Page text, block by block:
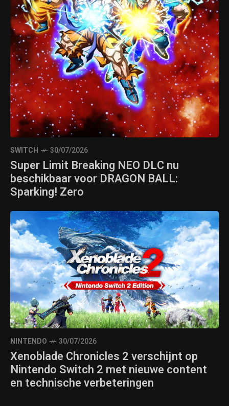
SWITCH 30/07/2026
Super Limit Breaking NEO DLC nu
beschikbaar voor DRAGON BALL:
Sparking! Zero
NINTENDO 30/07/2026
Xenoblade Chronicles 2 verschijnt op
Nintendo Switch 2 met nieuwe content
en technische verbeteringen